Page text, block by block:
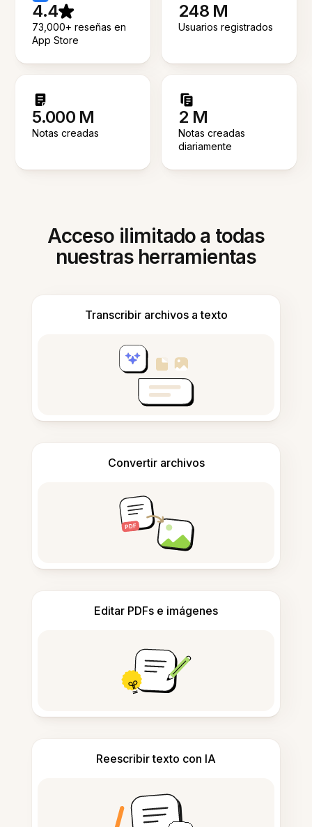
4.4
73,000+ reseñas en
App Store
248 M
Usuarios registrados
5.000 M
Notas creadas
2 M
Notas creadas
diariamente
Acceso ilimitado a todas
nuestras herramientas
Transcribir archivos a texto
Convertir archivos
Editar PDFs e imágenes
Reescribir texto con IA